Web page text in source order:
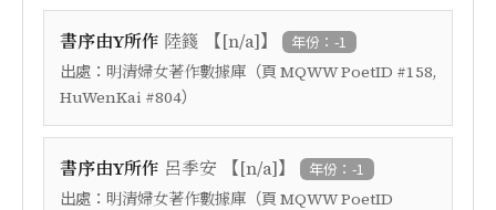
書序由Y所作 陸籛 【[n/a]】 年份：-1
出處： 明清婦女著作數據庫 （頁 MQWW PoetID #158,
HuWenKai #804）
書序由Y所作 呂季安 【[n/a]】 年份：-1
出處： 明清婦女著作數據庫 （頁 MQWW PoetID